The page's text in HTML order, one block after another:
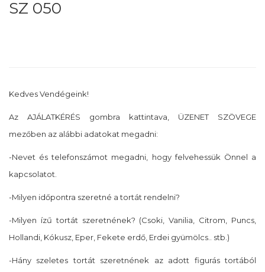
SZ 050
Kedves Vendégeink!
Az AJÁLATKÉRÉS gombra kattintava, ÜZENET SZÖVEGE
mezőben az alábbi adatokat megadni:
-Nevet és telefonszámot megadni, hogy felvehessük Önnel a
kapcsolatot.
-Milyen időpontra szeretné a tortát rendelni?
-Milyen ízű tortát szeretnének? (Csoki, Vanilia, Citrom, Puncs,
Hollandi, Kókusz, Eper, Fekete erdő, Erdei gyümölcs.. stb.)
-Hány szeletes tortát szeretnének az adott figurás tortából